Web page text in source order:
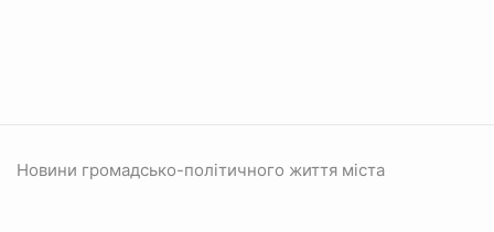
Новини громадсько-політичного життя міста